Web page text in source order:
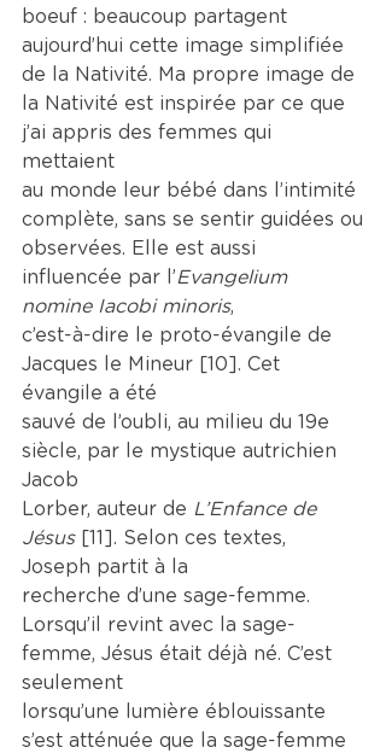
boeuf : beaucoup partagent
aujourd’hui cette image simplifiée
de la Nativité. Ma propre image de
la Nativité est inspirée par ce que
j’ai appris des femmes qui
mettaient
au monde leur bébé dans l’intimité
complète, sans se sentir guidées ou
observées. Elle est aussi
influencée par l’Evangelium
nomine Iacobi minoris,
c’est-à-dire le proto-évangile de
Jacques le Mineur [10]. Cet
évangile a été
sauvé de l’oubli, au milieu du 19e
siècle, par le mystique autrichien
Jacob
Lorber, auteur de L’Enfance de
Jésus [11]. Selon ces textes,
Joseph partit à la
recherche d’une sage-femme.
Lorsqu’il revint avec la sage-
femme, Jésus était déjà né. C’est
seulement
lorsqu’une lumière éblouissante
s’est atténuée que la sage-femme